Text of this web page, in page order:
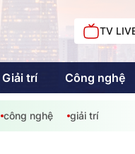
TV
trí Công nghệ
Kinh tế
công nghệ giải trí